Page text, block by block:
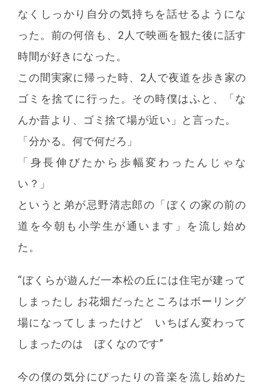
なくしっかり自分の気持ちを話せるようにな
った。前の何倍も、2人で映画を観た後に話す
時間が好きになった。
この間実家に帰った時、2人で夜道を歩き家の
ゴミを捨てに行った。その時僕はふと、「な
んか昔より、ゴミ捨て場が近い」と言った。
「分かる。何で何だろ」
「身長伸びたから歩幅変わったんじゃな
い？」
というと弟が忌野清志郎の「ぼくの家の前の
道を今朝も小学生が通います」を流し始め
た。
“ぼくらが遊んだ一本松の丘には住宅が建って
しまったし お花畑だったところはボーリング
場になってしまったけど いちばん変わって
しまったのは ぼくなのです”
今の僕の気分にぴったりの音楽を流し始めた